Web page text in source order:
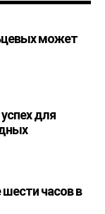
может
для
часов в